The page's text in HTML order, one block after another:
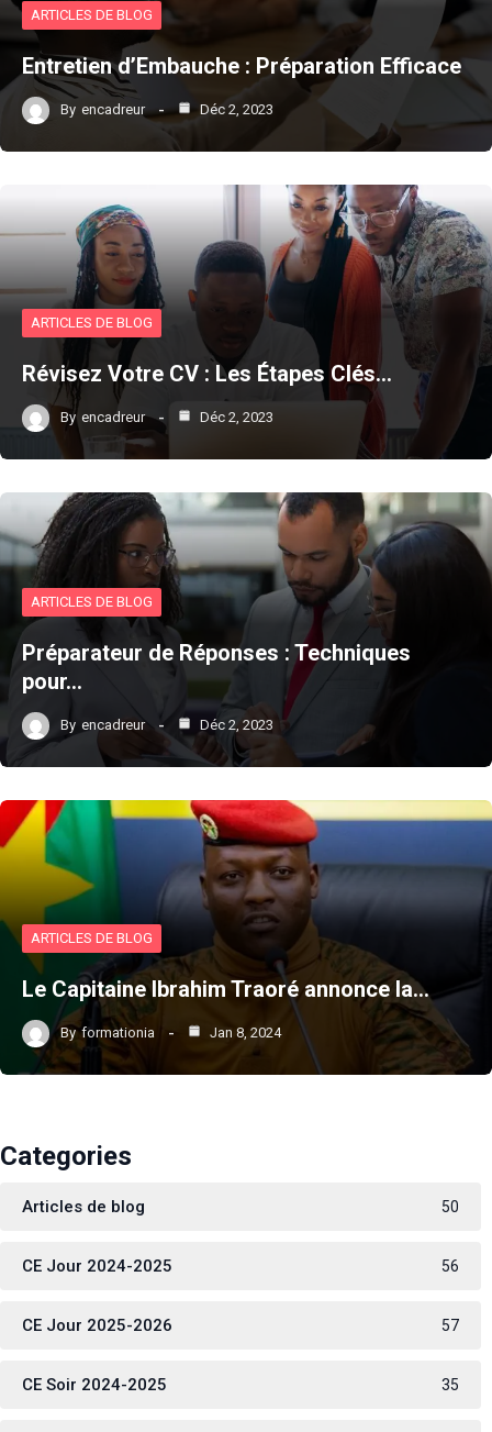
ARTICLES DE BLOG
Entretien d’Embauche : Préparation Efficace
By encadreur Déc 2, 2023
ARTICLES DE BLOG
Révisez Votre CV : Les Étapes Clés…
By encadreur Déc 2, 2023
ARTICLES DE BLOG
Préparateur de Réponses : Techniques
pour…
By encadreur Déc 2, 2023
ARTICLES DE BLOG
Le Capitaine Ibrahim Traoré annonce la…
By formationia Jan 8, 2024
Categories
Articles de blog 50
CE Jour 2024-2025 56
CE Jour 2025-2026 57
CE Soir 2024-2025 35